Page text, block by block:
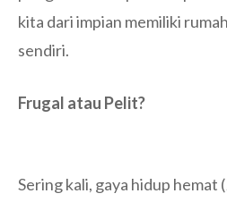
kita dari impian memiliki
sendiri.
Frugal atau Pelit?
Sering kali, gaya hidup hemat (